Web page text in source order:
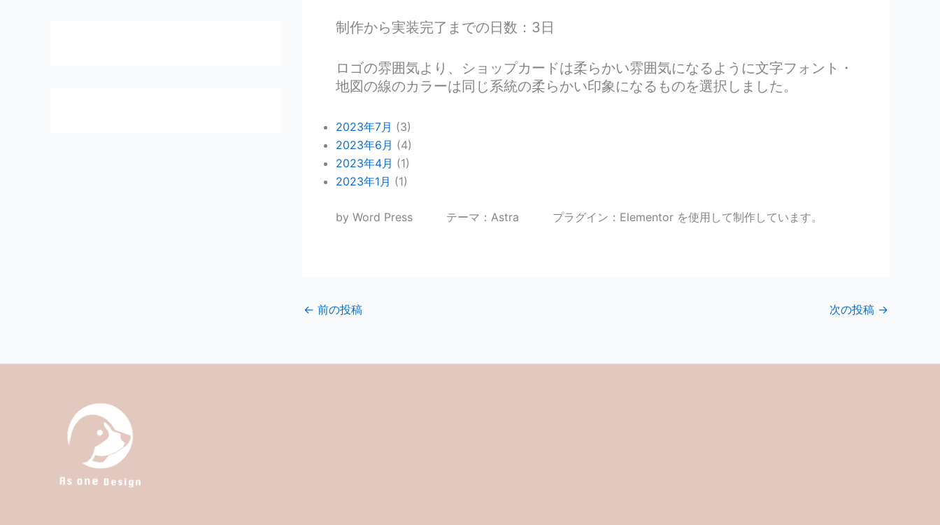
制作から実装完了までの日数：3日
ロゴの雰囲気より、ショップカードは柔らかい雰囲気になるように文字フォント・
地図の線のカラーは同じ系統の柔らかい印象になるものを選択しました。
2023年7月 (3)
2023年6月 (4)
2023年4月 (1)
2023年1月 (1)
by Word Press テーマ：Astra プラグイン：Elementor を使用して制作しています。
← 前の投稿 次の投稿 →